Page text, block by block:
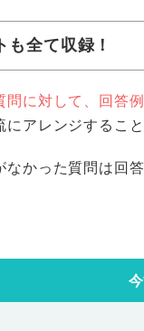
も全て収録！
問に対して、回答
アレンジすること
なかった質問は回